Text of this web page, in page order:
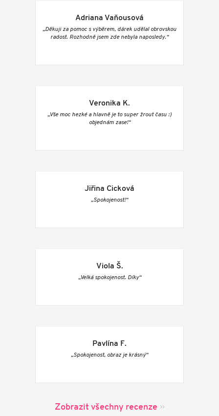
Adriana Vaňousová
„Děkuji za pomoc s výběrem, dárek udělal obrovskou
radost. Rozhodně jsem zde nebyla naposledy.“
Veronika K.
„Vše moc hezké a hlavně je to super žrout času :)
objednám zase!“
Jiřina Cicková
„Spokojenost!“
Viola Š.
„Velká spokojenost. Díky“
Pavlína F.
„Spokojenost, obraz je krásný“
Zobrazit všechny recenze